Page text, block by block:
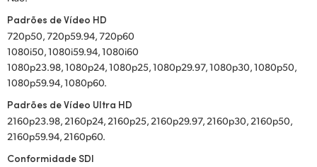
Padrões de Vídeo HD
720p50, 720p59.94, 720p60
1080i50, 1080i59.94, 1080i60
1080p23.98, 1080p24, 1080p25, 1080p29.97, 1080p30, 1080p50,
1080p59.94, 1080p60.
Padrões de Vídeo Ultra HD
2160p23.98, 2160p24, 2160p25, 2160p29.97, 2160p30, 2160p50,
2160p59.94, 2160p60.
Conformidade SDI